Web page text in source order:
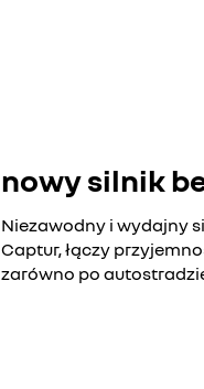
nowy silnik
Niezawodny i wydajny
Captur, łączy
zarówno po